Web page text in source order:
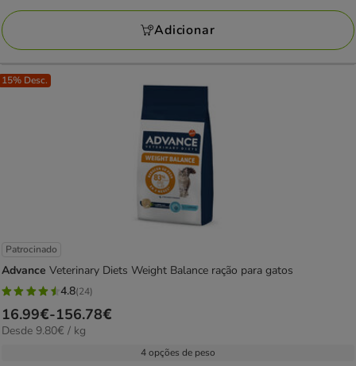
avaliações
235.18€
Adicionar
15% Desc.
Patrocinado
Advance Veterinary Diets Weight Balance ração para gatos
4.8
estrelas
com
4.8(24)
Preço
de
16.99€-156.78€
9.80€
Desde 9.80€ / kg
4 opções de peso